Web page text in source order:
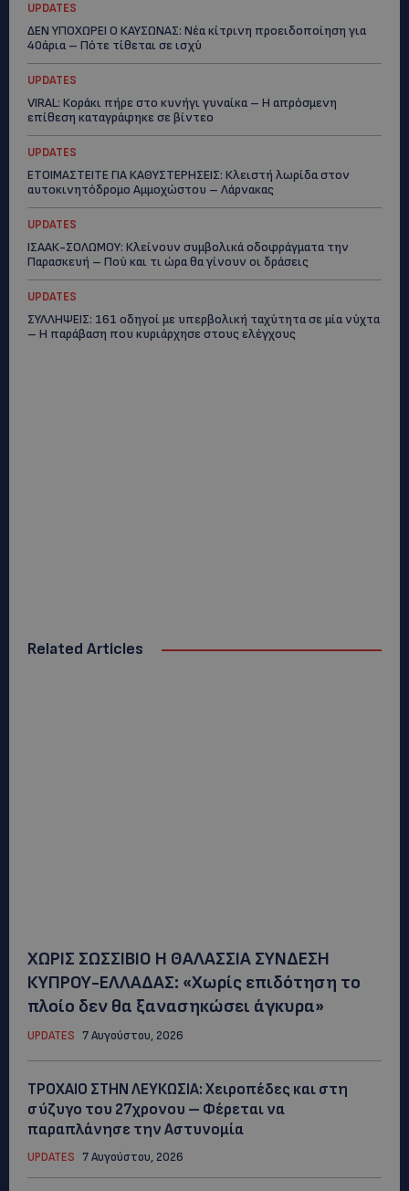
UPDATES
ΔΕΝ ΥΠΟΧΩΡΕΙ Ο ΚΑΥΣΩΝΑΣ: Νέα κίτρινη προειδοποίηση για
40άρια – Πότε τίθεται σε ισχύ
UPDATES
VIRAL: Κοράκι πήρε στο κυνήγι γυναίκα – Η απρόσμενη
επίθεση καταγράφηκε σε βίντεο
UPDATES
ΕΤΟΙΜΑΣΤΕΙΤΕ ΓΙΑ ΚΑΘΥΣΤΕΡΗΣΕΙΣ: Κλειστή λωρίδα στον
αυτοκινητόδρομο Αμμοχώστου – Λάρνακας
UPDATES
ΙΣΑΑΚ-ΣΟΛΩΜΟΥ: Κλείνουν συμβολικά οδοφράγματα την
Παρασκευή – Πού και τι ώρα θα γίνουν οι δράσεις
UPDATES
ΣΥΛΛΗΨΕΙΣ: 161 οδηγοί με υπερβολική ταχύτητα σε μία νύχτα
– Η παράβαση που κυριάρχησε στους ελέγχους
Related Articles
ΧΩΡΙΣ ΣΩΣΣΙΒΙΟ Η ΘΑΛΑΣΣΙΑ ΣΥΝΔΕΣΗ
ΚΥΠΡΟΥ-ΕΛΛΑΔΑΣ: «Χωρίς επιδότηση το
πλοίο δεν θα ξανασηκώσει άγκυρα»
UPDATES 7 Αυγούστου, 2026
ΤΡΟΧΑΙΟ ΣΤΗΝ ΛΕΥΚΩΣΙΑ: Χειροπέδες και στη
σύζυγο του 27χρονου – Φέρεται να
παραπλάνησε την Αστυνομία
UPDATES 7 Αυγούστου, 2026